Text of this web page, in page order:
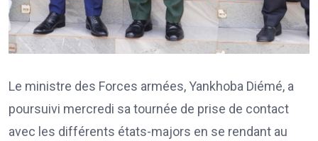
Le ministre des Forces armées, Yankhoba Diémé, a
poursuivi mercredi sa tournée de prise de contact
avec les différents états-majors en se rendant au